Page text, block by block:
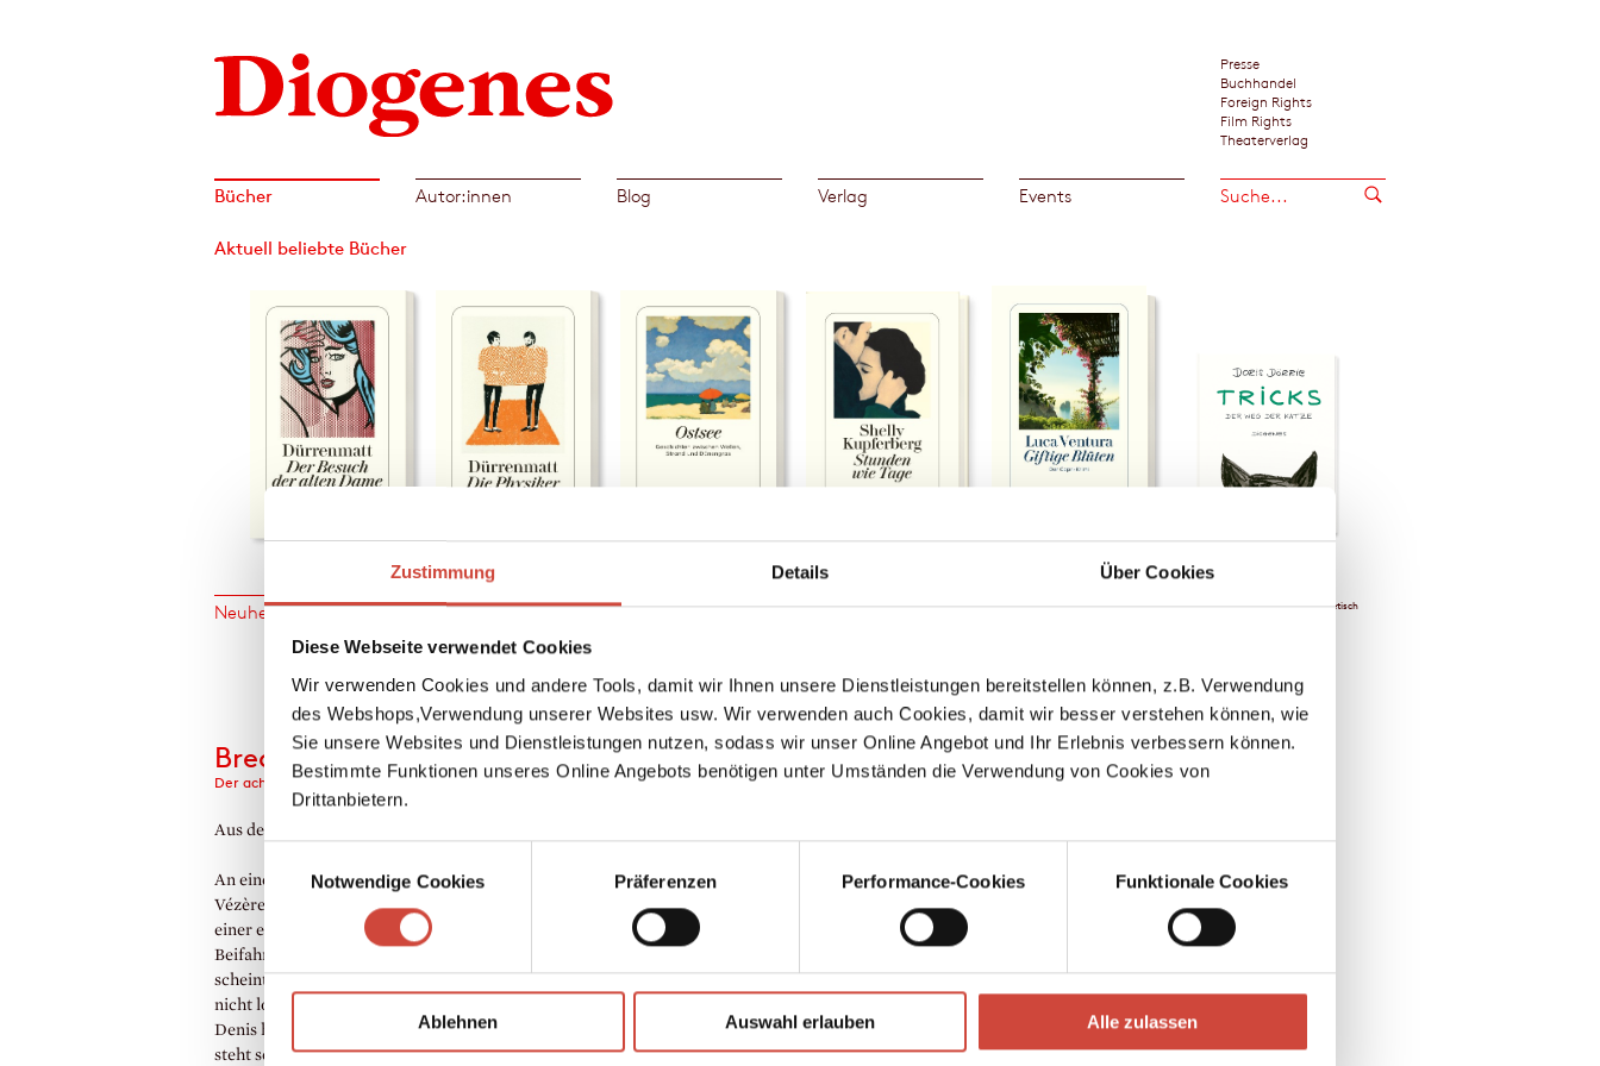
Zustimmung Details Über Cookies
Diese Webseite verwendet Cookies
Wir verwenden Cookies und andere Tools, damit wir Ihnen unsere Dienstleistungen bereitstellen können, z.B. Verwendung
des Webshops,Verwendung unserer Websites usw. Wir verwenden auch Cookies, damit wir besser verstehen können, wie
Sie unsere Websites und Dienstleistungen nutzen, sodass wir unser Online Angebot und Ihr Erlebnis verbessern können.
Bestimmte Funktionen unseres Online Angebots benötigen unter Umständen die Verwendung von Cookies von
Drittanbietern.
Notwendige Cookies
Präferenzen Performance-Cookies Funktionale Cookies
Ablehnen Auswahl erlauben Alle zulassen
Presse
Buchhandel
Foreign Rights
Film Rights
Theaterverlag
Bücher Autor:innen Blog Verlag Events
Aktuell beliebte Bücher
Neuheiten Titel Suche Autor:innen Suche Genre Ausgabe Chronologisch Alphabetisch
Bredouille
Der achtzehnte Fall für Bruno, Chef de police
Aus dem Englischen von Michael Windgassen
An einem malerischen Aussichtspunkt über dem
Vézère-Tal findet Bruno die Leiche von Monique,
einer erfolgreichen Geschäftsfrau. Auf dem
Beifahrersitz drei Abschiedsbriefe, der Fall
scheint klar. Doch Bruno wird ein ungutes Gefühl
nicht los. Gleichzeitig verbreiten sich in Saint-
Denis heimtückische Gerüchte, und schon bald
steht sein Posten auf dem Spiel. Trotz allem
→ Martin Walker